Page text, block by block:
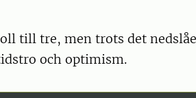
till tre, men trots det
och optimism.